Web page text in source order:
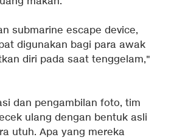
submarine escape device,
digunakan bagi para awak
diri pada saat tenggelam,"
dan pengambilan foto, tim
ulang dengan bentuk asli
utuh. Apa yang mereka